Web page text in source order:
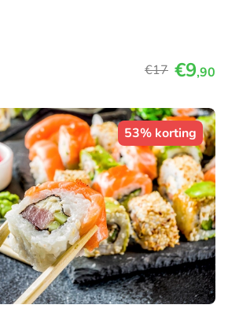
€17 €9,90
53% korting